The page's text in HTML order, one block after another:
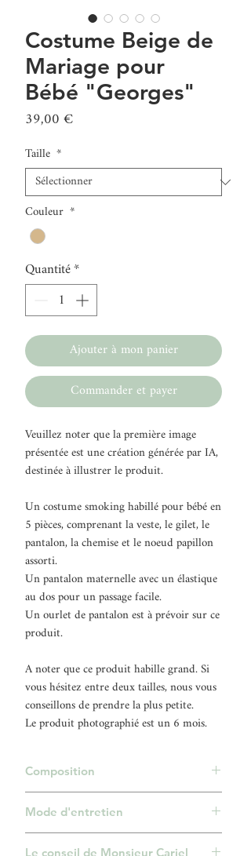
Costume Beige de
Mariage pour
Bébé "Georges"
39,00 €Prix
Taille *
Couleur *
Quantité*
Ajouter à mon panier
Commander et payer
Veuillez noter que la première image
présentée est une création générée par IA,
destinée à illustrer le produit.
Un costume smoking habillé pour bébé en
5 pièces, comprenant la veste, le gilet, le
pantalon, la chemise et le noeud papillon
assorti.
Un pantalon maternelle avec un élastique
au dos pour un passage facile.
Un ourlet de pantalon est à prévoir sur ce
produit.
A noter que ce produit habille grand. Si
vous hésitez entre deux tailles, nous vous
conseillons de prendre la plus petite.
Le produit photographié est un 6 mois.
Composition
Veste, gilet et pantalon 100% Polyester.
Chemise 87% Polyester, 13% Coton.
Mode d'entretien
Nettoyage à sec.
Le conseil de Monsieur Cariel